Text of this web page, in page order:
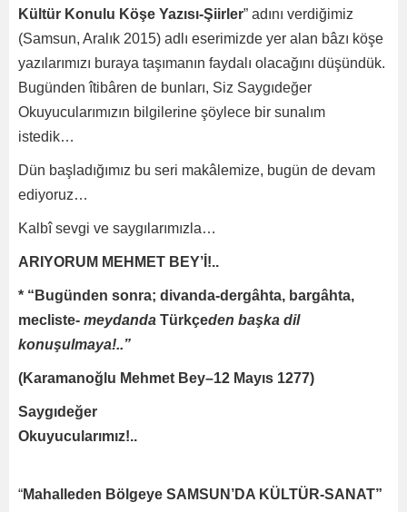
Kültür Konulu Köşe Yazısı-Şiirler” adını verdiğimiz
(Samsun, Aralık 2015) adlı eserimizde yer alan bâzı köşe
yazılarımızı buraya taşımanın faydalı olacağını düşündük.
Bugünden îtibâren de bunları, Siz Saygıdeğer
Okuyucularımızın bilgilerine şöylece bir sunalım
istedik…
Dün başladığımız bu seri makâlemize, bugün de devam
ediyoruz…
Kalbî sevgi ve saygılarımızla…
ARIYORUM MEHMET BEY’İ!..
* “Bugünden sonra; divanda-dergâhta, bargâhta,
mecliste- meydanda Türkçeden başka dil
konuşulmaya!..”
(Karamanoğlu Mehmet Bey–12 Mayıs 1277)
Saygıdeğer
“Mahalleden Bölgeye SAMSUN’DA KÜLTÜR-SANAT”